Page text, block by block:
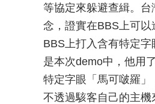
等協定來躲避查緝。
念，證實在BBS上可
BBS上打入含有特定
是本次demo中，他用
特定字眼「馬可啵羅
不透過駭客自己的主